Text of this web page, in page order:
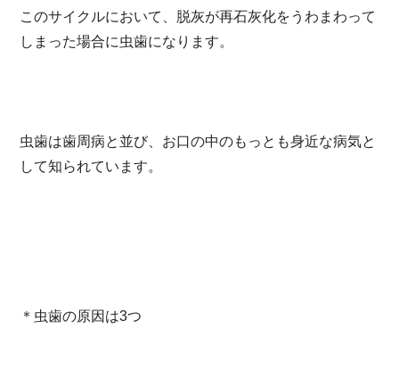
このサイクルにおいて、脱灰が再石灰化をうわまわって
しまった場合に虫歯になります。
虫歯は歯周病と並び、お口の中のもっとも身近な病気と
して知られています。
＊虫歯の原因は3つ